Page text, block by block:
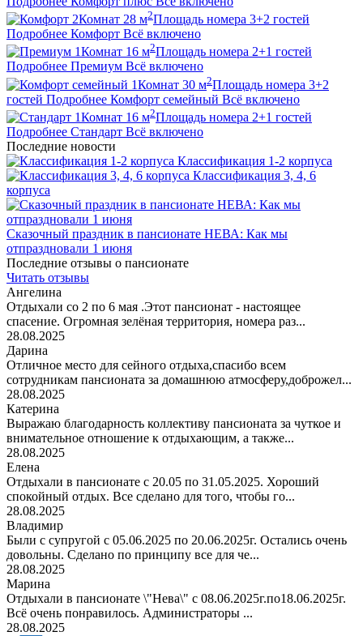
2Комнат 28 м2Площадь номера 3+2 гостей
Подробнее Комфорт Всё включено
1Комнат 16 м2Площадь номера 2+1 гостей
Подробнее Премиум Всё включено
1Комнат 30 м2Площадь номера 3+2
гостей Подробнее Комфорт семейный Всё включено
1Комнат 16 м2Площадь номера 2+1 гостей
Подробнее Стандарт Всё включено
Последние новости
Классификация 1-2 корпуса
Классификация 3, 4, 6
корпуса
Сказочный праздник в пансионате НЕВА: Как мы
отпраздновали 1 июня
Последние отзывы о пансионате
Читать отзывы
Ангелина
Отдыхали со 2 по 6 мая .Этот пансионат - настоящее
спасение. Огромная зелёная территория, номера раз...
28.08.2025
Дарина
Отличное место для сейного отдыха,спасибо всем
сотрудникам пансионата за домашнюю атмосферу,доброжел...
28.08.2025
Катерина
Выражаю благодарность коллективу пансионата за чуткое и
внимательное отношение к отдыхающим, а также...
28.08.2025
Елена
Отдыхали в пансионате с 20.05 по 31.05.2025. Хороший
спокойный отдых. Все сделано для того, чтобы го...
28.08.2025
Владимир
Были с супругой с 05.06.2025 по 20.06.2025г. Остались очень
довольны. Сделано по принципу все для че...
28.08.2025
Марина
Отдыхали в пансионате \"Нева\" с 08.06.2025г.по18.06.2025г.
Всё очень понравилось. Администраторы ...
28.08.2025